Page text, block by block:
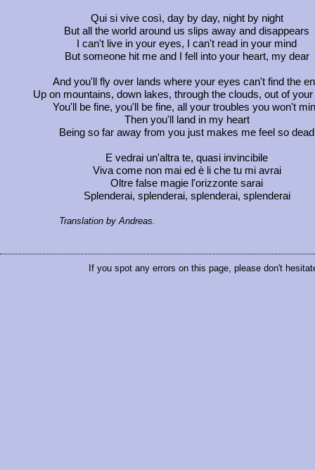
Qui si vive così, day by day, night by night
But all the world around us slips away and disappears
I can't live in your eyes, I can't read in your mind
But someone hit me and I fell into your heart, my dear
And you'll fly over lands where your eyes can't find the
Up on mountains, down lakes, through the clouds, out of
You'll be fine, you'll be fine, all your troubles you won't
Then you'll land in my heart
Being so far away from you just makes me feel so dead
E vedrai un'altra te, quasi invincibile
Viva come non mai ed è li che tu mi avrai
Oltre false magie l'orizzonte sarai
Splenderai, splenderai, splenderai, splenderai
Translation by Andreas.
If you spot any errors on this page, please don't